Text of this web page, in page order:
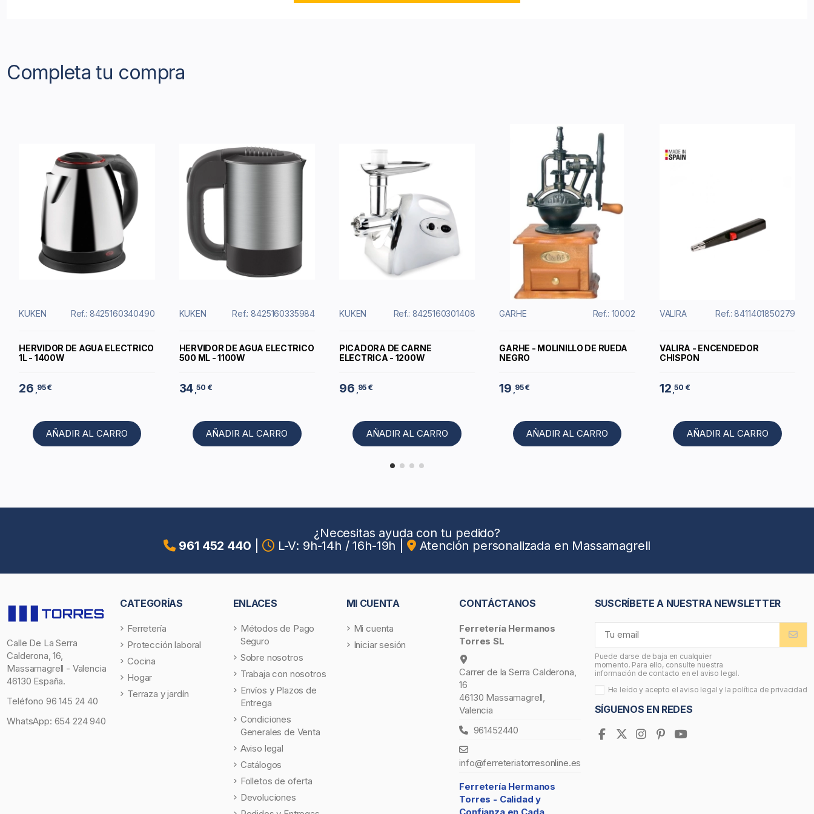
Completa tu compra
KUKEN Ref.: 8425160340490
HERVIDOR DE AGUA ELECTRICO
1L - 1400W
26 ,95 €
AÑADIR AL CARRO
KUKEN Ref.: 8425160335984
HERVIDOR DE AGUA ELECTRICO
500 ML - 1100W
34 ,50 €
AÑADIR AL CARRO
KUKEN Ref.: 8425160301408
PICADORA DE CARNE
ELECTRICA - 1200W
96 ,95 €
AÑADIR AL CARRO
GARHE Ref.: 10002
GARHE - MOLINILLO DE RUEDA
NEGRO
19 ,95 €
AÑADIR AL CARRO
VALIRA Ref.: 8411401850279
VALIRA - ENCENDEDOR
CHISPON
12 ,50 €
AÑADIR AL CARRO
¿Necesitas ayuda con tu pedido?
961 452 440
L-V: 9h-14h / 16h-19h Atención personalizada en Massamagrell
Calle De La Serra
Calderona, 16,
Massamagrell - Valencia
46130 España.
Teléfono 96 145 24 40
WhatsApp: 654 224 940
CATEGORÍAS
Ferretería
Protección laboral
Cocina
Hogar
Terraza y jardín
ENLACES
Métodos de Pago
Seguro
Sobre nosotros
Trabaja con nosotros
Envíos y Plazos de
Entrega
Condiciones
Generales de Venta
Aviso legal
Catálogos
Folletos de oferta
Devoluciones
MI CUENTA
Mi cuenta
Iniciar sesión
CONTÁCTANOS
Ferretería Hermanos
Torres SL
Carrer de la Serra Calderona,
16
46130 Massamagrell,
Valencia
961452440
info@ferreteriatorresonline.es
Ferretería Hermanos
Torres - Calidad y
SUSCRÍBETE A NUESTRA NEWSLETTER
Puede darse de baja en cualquier
momento. Para ello, consulte nuestra
información de contacto en el aviso legal.
He leído y acepto el aviso legal y la política de privacidad
SÍGUENOS EN REDES